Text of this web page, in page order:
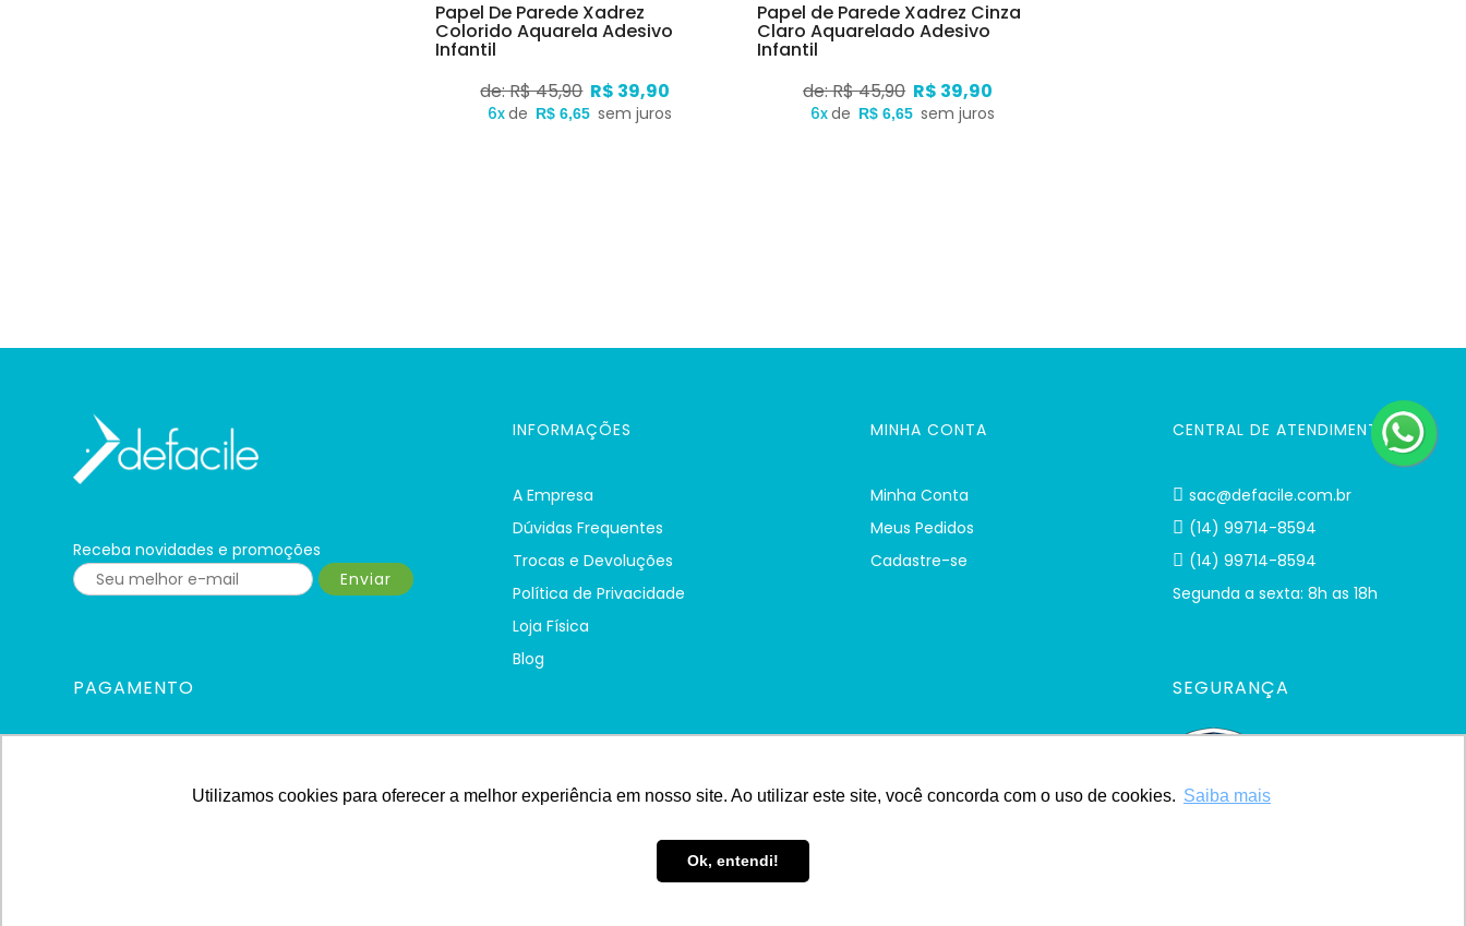
Utilizamos cookies para oferecer a melhor experiência em nosso site. Ao utilizar este site, você concorda com o uso de cookies. Saiba mais
Ok, entendi!
Papel De Parede Xadrez
Colorido Aquarela Adesivo
Infantil
de: R$ 45,90 R$ 39,90
6xde R$ 6,65 sem juros
Papel de Parede Xadrez Cinza
Claro Aquarelado Adesivo
Infantil
de: R$ 45,90 R$ 39,90
6xde R$ 6,65 sem juros
Receba novidades e promoções
Enviar
INFORMAÇÕES
A Empresa
Dúvidas Frequentes
Trocas e Devoluções
Política de Privacidade
Loja Física
Blog
MINHA CONTA
Minha Conta
Meus Pedidos
Cadastre-se
CENTRAL DE ATENDIMENTO
sac@defacile.com.br
(14) 99714-8594
(14) 99714-8594
Segunda a sexta: 8h as 18h
PAGAMENTO SEGURANÇA